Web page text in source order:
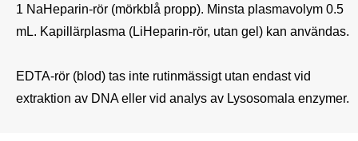
1 NaHeparin-rör (mörkblå propp). Minsta plasmavolym 0.5
mL. Kapillärplasma (LiHeparin-rör, utan gel) kan användas.
EDTA-rör (blod) tas inte rutinmässigt utan endast vid
extraktion av DNA eller vid analys av Lysosomala enzymer.